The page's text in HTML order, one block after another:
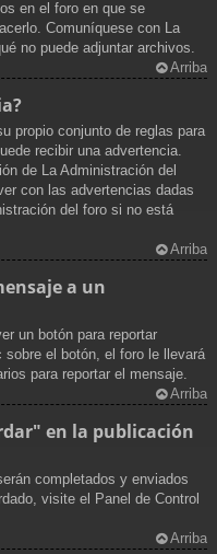
en el foro en que se
Comuníquese con La
no puede adjuntar archivos.
Arriba
propio conjunto de reglas para
recibir una advertencia.
de La Administración del
con las advertencias dadas
del foro si no está
Arriba
a un
un botón para reportar
el botón, el foro le llevará
para reportar el mensaje.
Arriba
en la publicación
completados y enviados
visite el Panel de Control
Arriba